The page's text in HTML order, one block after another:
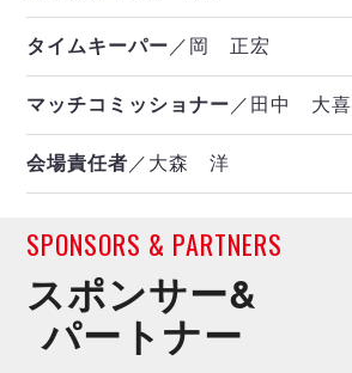
タイムキーパー ／岡 正宏
マッチコミッショナー ／田中 大喜
会場責任者 ／大森 洋
SPONSORS & PARTNERS
スポンサー&
パートナー